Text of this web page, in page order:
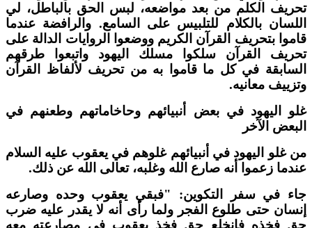
الكلم من بعد مواضعه، لبس الحق بالباطل، لي
بالكلام للتلبيس على السامع. والرافضة عندما
بتحريف القرآن الكريم ووضعوا الروايات الدالة على
القرآن سلكوا مسلك اليهود واتبعوا طرقهم
في كل ما قاموا به من تحريف لألفاظ القرآن
معانيه.
اليهود في بعض أنبيائهم وحاخاماتهم وطعنهم في
الآخر
غلو اليهود في أنبيائهم غلوهم في يعقوب عليه السلام
زعموا أنه صارع الله وغلبه، تعالى الله عن ذلك.
في سفر التكوين: "فبقي يعقوب وحده وصارعه
حتى طلوع الفجر ولما رأى أنه لا يقدر عليه ضرب
فخذه فانخلع حق فخذ يعقوب في مصارعته معه